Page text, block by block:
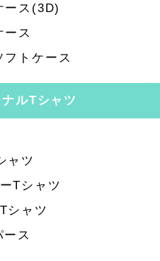
ス(3D)
ス
トケース
ルTシャツ
ャツ
Tシャツ
シャツ
ス